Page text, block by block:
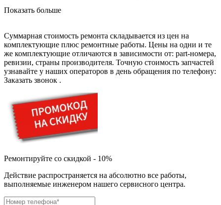
дисководов
диспенсеров тарелок подогреваемый
дисплеев
дистилляторов воды
дизельных горелок
дизельных генераторов
dj станций
док-станций
документ-камер
домашних кинотеатров
домофонов
дорожек для ходьбы
дрелей
дрелей для алмазного бурения
дрелей-миксеров
дрелей-шуруповертов
дрелей ударных
Показать больше
Суммарная стоимость ремонта складывается из цен на
комплектующие плюс ремонтные работы. Цены на одни и те
же комплектующие отличаются в зависимости от: part-номера,
ревизии, страны производителя. Точную стоимость запчастей
узнавайте у наших операторов в день обращения по телефону:
Заказать звонок .
Ремонтируйте со скидкой - 10%
Действие распространяется на абсолютно все работы,
выполняемые инженером нашего сервисного центра.